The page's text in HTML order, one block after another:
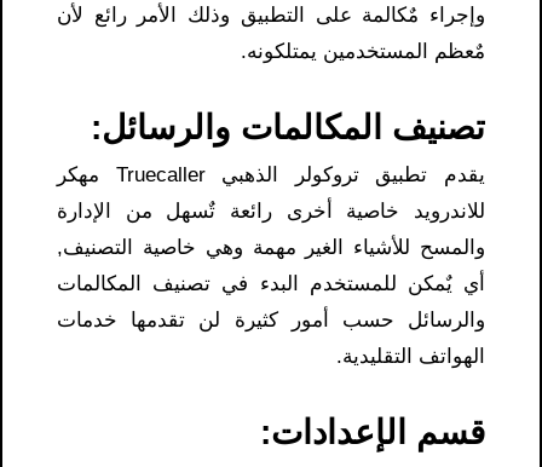
وإجراء مٌكالمة على التطبيق وذلك الأمر رائع لأن
مٌعظم المستخدمين يمتلكونه.
تصنيف المكالمات والرسائل:
يقدم تطبيق تروكولر الذهبي Truecaller مهكر
للاندرويد خاصية أخرى رائعة تٌسهل من الإدارة
والمسح للأشياء الغير مهمة وهي خاصية التصنيف,
أي يٌمكن للمستخدم البدء في تصنيف المكالمات
والرسائل حسب أمور كثيرة لن تقدمها خدمات
الهواتف التقليدية.
قسم الإعدادات: